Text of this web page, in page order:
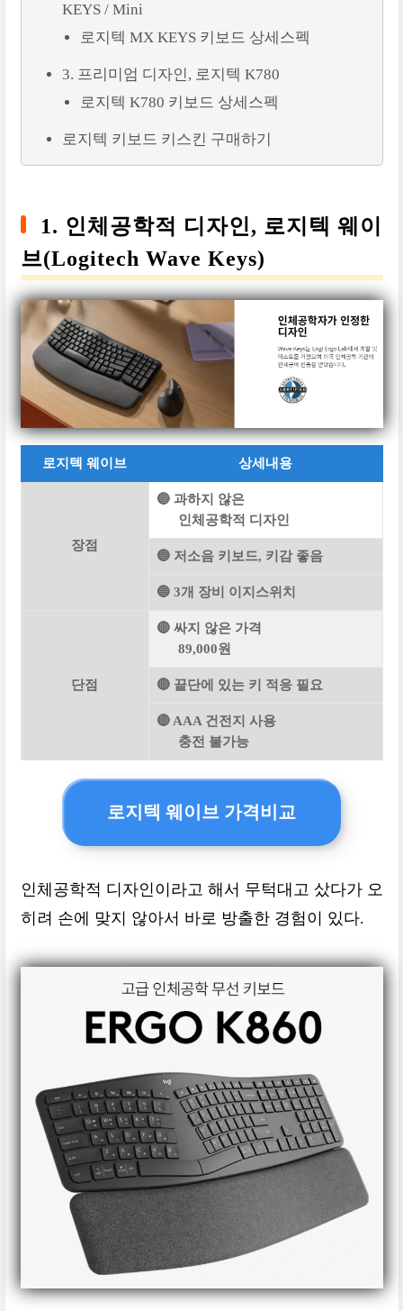
KEYS / Mini
로지텍 MX KEYS 키보드 상세스펙
3. 프리미엄 디자인, 로지텍 K780
로지텍 K780 키보드 상세스펙
로지텍 키보드 키스킨 구매하기
1. 인체공학적 디자인, 로지텍 웨이
브(Logitech Wave Keys)
로지텍 웨이브 상세내용
장점
🔵 과하지 않은
인체공학적 디자인
🔵 저소음 키보드, 키감 좋음
🔵 3개 장비 이지스위치
단점
🔴 싸지 않은 가격
89,000원
🔴 끝단에 있는 키 적응 필요
🔴 AAA 건전지 사용
충전 불가능
로지텍 웨이브 가격비교
인체공학적 디자인이라고 해서 무턱대고 샀다가 오
히려 손에 맞지 않아서 바로 방출한 경험이 있다.